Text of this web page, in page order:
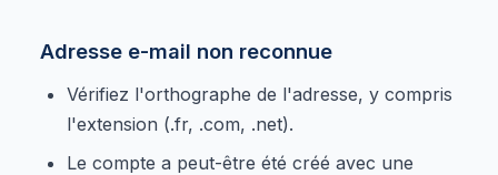
Adresse e-mail non reconnue
Vérifiez l'orthographe de l'adresse, y compris
l'extension (.fr, .com, .net).
Le compte a peut-être été créé avec une